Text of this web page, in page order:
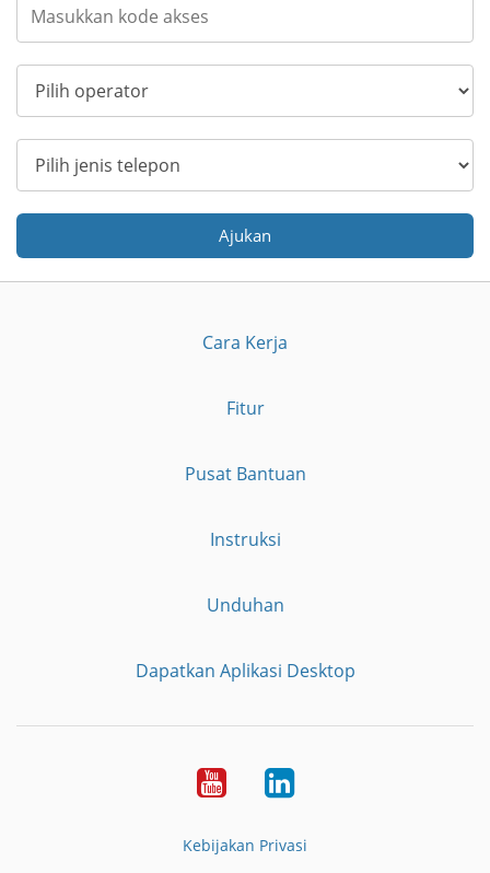
Ajukan
Cara Kerja
Fitur
Pusat Bantuan
Instruksi
Unduhan
Dapatkan Aplikasi Desktop
YouTubeLinkedIn
Kebijakan Privasi